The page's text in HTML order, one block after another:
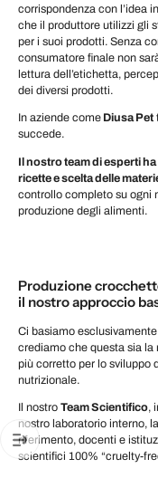
corrispondenza con l’idea
che il produttore utilizzi gli
per i suoi prodotti. Senza
consumatore finale non
lettura dell’etichetta,
dei diversi prodotti.
In aziende come Diusa Pet
succede.
Il nostro team di esperti
ricette e scelta delle
controllo completo su ogni
produzione degli alimenti.
Produzione
il nostro approccio
Ci basiamo
crediamo che questa sia la
più corretto per lo sviluppo
nutrizionale.
Il nostro Team Scientifico,
nostro laboratorio interno,
riferimento, docenti e
scientifici 100% “cruelty-